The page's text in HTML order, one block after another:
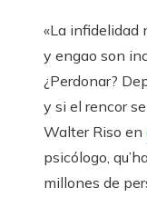
«La infidelidad
y engao son
¿Perdonar?
y si el rencor
Walter Riso en
psicólogo,
millones de